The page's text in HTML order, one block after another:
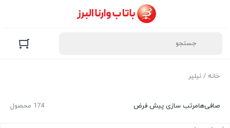
خانه / نیلپر
174 محصول صافی‌هامرتب سازی پیش فرض